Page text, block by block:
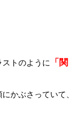
トのように
「関
かぶさっていて、